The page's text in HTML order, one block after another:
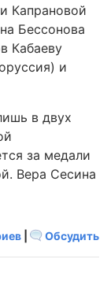
Капрановой
Бессонова
Кабаеву
и
в двух
за медали
Вера Сесина
Обсудить